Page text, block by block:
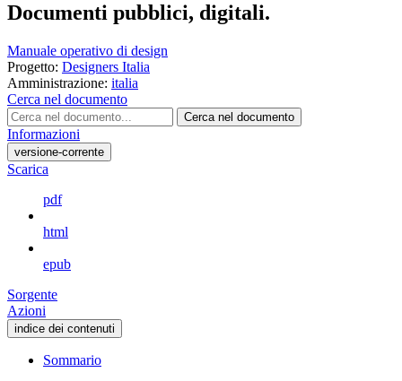
Documenti pubblici, digitali.
Manuale operativo di design
Progetto: Designers Italia
Amministrazione: italia
Cerca nel documento
Cerca nel documento
Informazioni
versione-corrente
Scarica
pdf
html
epub
Sorgente
Azioni
indice dei contenuti
Sommario